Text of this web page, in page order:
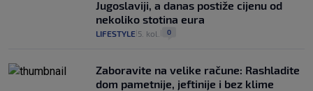
Jugoslaviji, a danas postiže cijenu od
nekoliko stotina eura
LIFESTYLE 5. kol. 0
Zaboravite na velike račune: Rashladite
dom pametnije, jeftinije i bez klime